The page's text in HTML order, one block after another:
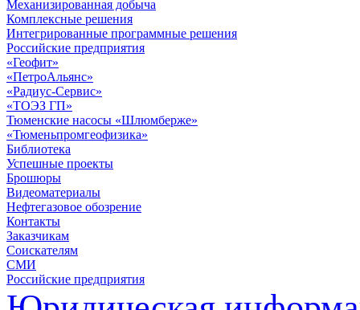
Механизированная добыча
Комплексные решения
Интегрированные программные решения
Российские предприятия
«Геофит»
«ПетроАльянс»
«Радиус-Сервис»
«ТОЭЗ ГП»
Тюменские насосы «Шлюмберже»
«Тюменьпромгеофизика»
Библиотека
Успешные проекты
Брошюры
Видеоматериалы
Нефтегазовое обозрение
Контакты
Заказчикам
Соискателям
СМИ
Российские предприятия